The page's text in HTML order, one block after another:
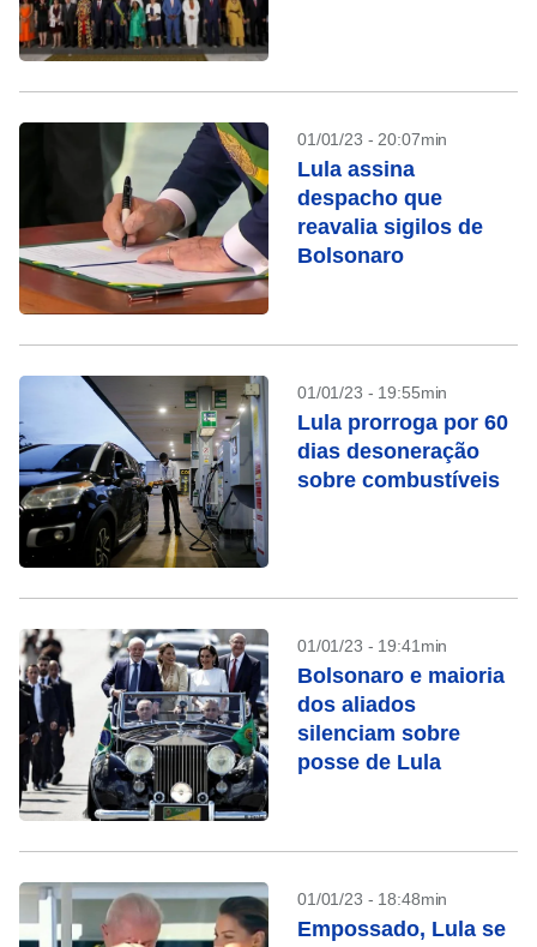
01/01/23 - 20:07min
Lula assina
despacho que
reavalia sigilos de
Bolsonaro
01/01/23 - 19:55min
Lula prorroga por 60
dias desoneração
sobre combustíveis
01/01/23 - 19:41min
Bolsonaro e maioria
dos aliados
silenciam sobre
posse de Lula
01/01/23 - 18:48min
Empossado, Lula se